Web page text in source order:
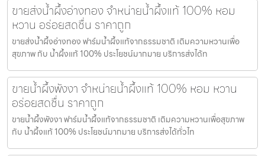
ขายส่งน้ำผึ้งอ่างทอง จำหน่ายน้ำผึ้งแท้ 100% หอม
หวาน อร่อยสดชื่น ราคาถูก
ขายส่งน้ำผึ้งอ่างทอง ฟาร์มน้ำผึ้งแท้จากธรรมชาติ เติมความหวานเพื่อ
สุขภาพ กับ น้ำผึ้งแท้ 100% ประโยชน์มากมาย บริการส่งได้ท
ขายน้ำผึ้งพังงา จำหน่ายน้ำผึ้งแท้ 100% หอม หวาน
อร่อยสดชื่น ราคาถูก
ขายน้ำผึ้งพังงา ฟาร์มน้ำผึ้งแท้จากธรรมชาติ เติมความหวานเพื่อสุขภาพ
กับ น้ำผึ้งแท้ 100% ประโยชน์มากมาย บริการส่งได้ทั่วไท